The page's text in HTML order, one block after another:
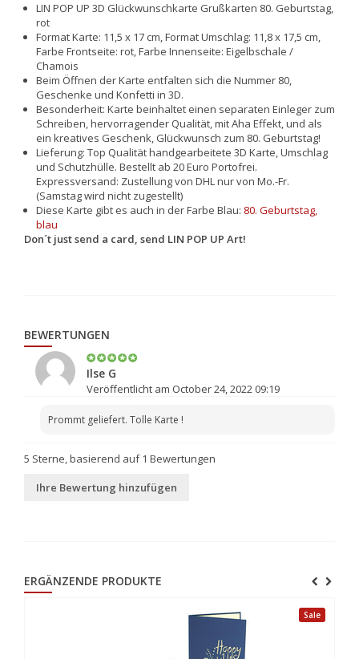
LIN POP UP 3D Glückwunschkarte Grußkarten 80. Geburtstag,
rot
Format Karte: 11,5 x 17 cm, Format Umschlag: 11,8 x 17,5 cm,
Farbe Frontseite: rot, Farbe Innenseite: Eigelbschale /
Chamois
Beim Öffnen der Karte entfalten sich die Nummer 80,
Geschenke und Konfetti in 3D.
Besonderheit: Karte beinhaltet einen separaten Einleger zum
Schreiben, hervorragender Qualität, mit Aha Effekt, und als
ein kreatives Geschenk, Glückwunsch zum 80. Geburtstag!
Lieferung: Top Qualität handgearbeitete 3D Karte, Umschlag
und Schutzhülle. Bestellt ab 20 Euro Portofrei.
Expressversand: Zustellung von DHL nur von Mo.-Fr.
(Samstag wird nicht zugestellt)
Diese Karte gibt es auch in der Farbe Blau: 80. Geburtstag,
blau
Don´t just send a card, send LIN POP UP Art!
BEWERTUNGEN
Ilse G
Veröffentlicht am October 24, 2022 09:19
Prommt geliefert. Tolle Karte !
5 Sterne, basierend auf1 Bewertungen
Ihre Bewertung hinzufügen
ERGÄNZENDE PRODUKTE
Sale